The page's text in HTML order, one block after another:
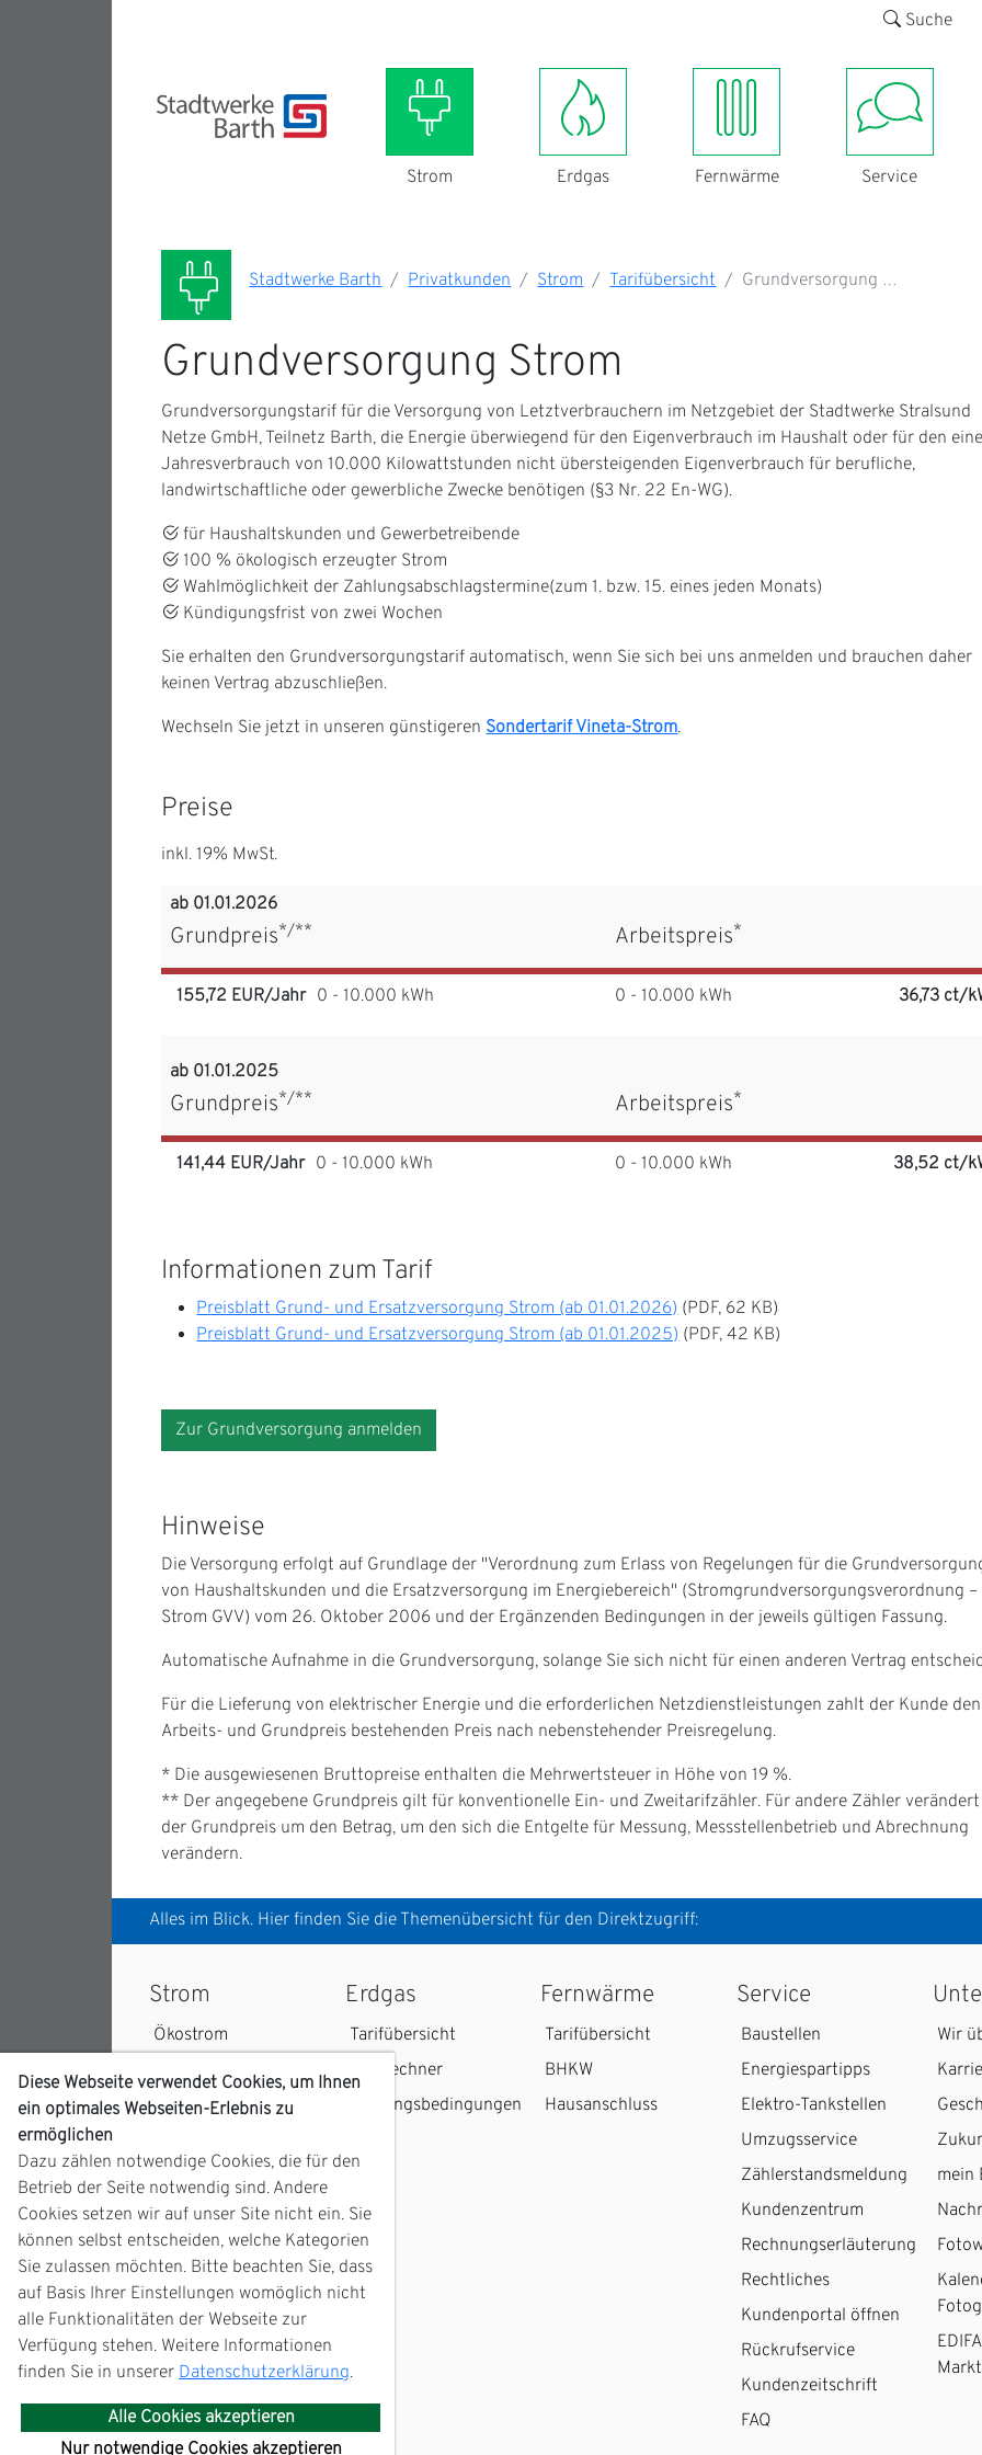
Suche
Strom Erdgas Fernwärme Service
Stadtwerke Barth Privatkunden Strom Tarifübersicht Grundversorgung …
Grundversorgung Strom
Grundversorgungstarif für die Versorgung von Letztverbrauchern im Netzgebiet der Stadtwerke Stralsund
Netze GmbH, Teilnetz Barth, die Energie überwiegend für den Eigenverbrauch im Haushalt oder für den
Jahresverbrauch von 10.000 Kilowattstunden nicht übersteigenden Eigenverbrauch für berufliche,
landwirtschaftliche oder gewerbliche Zwecke benötigen (§3 Nr. 22 En-WG).
für Haushaltskunden und Gewerbetreibende
100 % ökologisch erzeugter Strom
Wahlmöglichkeit der Zahlungsabschlagstermine(zum 1. bzw. 15. eines jeden Monats)
Kündigungsfrist von zwei Wochen
Sie erhalten den Grundversorgungstarif automatisch, wenn Sie sich bei uns anmelden und brauchen daher
keinen Vertrag abzuschließen.
Wechseln Sie jetzt in unseren günstigerenSondertarif Vineta-Strom.
Preise
inkl. 19% MwSt.
ab 01.01.2026
Grundpreis*/** Arbeitspreis*
155,72 EUR/Jahr 0 - 10.000 kWh 36,73 ct/
0 - 10.000 kWh
ab 01.01.2025
Grundpreis*/** Arbeitspreis*
141,44 EUR/Jahr 0 - 10.000 kWh 38,52 ct/
0 - 10.000 kWh
Informationen zum Tarif
Preisblatt Grund- und Ersatzversorgung Strom (ab 01.01.2026)(PDF, 62 KB)
Preisblatt Grund- und Ersatzversorgung Strom (ab 01.01.2025)(PDF, 42 KB)
Zur Grundversorgung anmelden
Hinweise
Die Versorgung erfolgt auf Grundlage der "Verordnung zum Erlass von Regelungen für die
von Haushaltskunden und die Ersatzversorgung im Energiebereich" (Stromgrundversorgungsverordnung –
Strom GVV) vom 26. Oktober 2006 und der Ergänzenden Bedingungen in der jeweils gültigen Fassung.
Automatische Aufnahme in die Grundversorgung, solange Sie sich nicht für einen anderen Vertrag
Für die Lieferung von elektrischer Energie und die erforderlichen Netzdienstleistungen zahlt der Kunde
Arbeits- und Grundpreis bestehenden Preis nach nebenstehender Preisregelung.
* Die ausgewiesenen Bruttopreise enthalten die Mehrwertsteuer in Höhe von 19 %.
** Der angegebene Grundpreis gilt für konventionelle Ein- und Zweitarifzähler. Für andere Zähler
der Grundpreis um den Betrag, um den sich die Entgelte für Messung, Messstellenbetrieb und Abrechnung
verändern.
Alles im Blick. Hier finden Sie die Themenübersicht für den Direktzugriff:
Strom
Ökostrom
Tarifübersicht
Tarifrechner
Zahlungsbedingungen
Erdgas
Tarifübersicht
Tarifrechner
Zahlungsbedingungen
Fernwärme
Tarifübersicht
BHKW
Hausanschluss
Service
Baustellen
Energiespartipps
Elektro-Tankstellen
Umzugsservice
Zählerstandsmeldung
Kundenzentrum
Rechnungserläuterung
Rechtliches
Kundenportal öffnen
Rückrufservice
Kundenzeitschrift
FAQ
Wir
mein
Diese Webseite verwendet Cookies, um Ihnen
ein optimales Webseiten-Erlebnis zu
ermöglichen
Dazu zählen notwendige Cookies, die für den
Betrieb der Seite notwendig sind. Andere
Cookies setzen wir auf unser Site nicht ein. Sie
können selbst entscheiden, welche Kategorien
Sie zulassen möchten. Bitte beachten Sie, dass
auf Basis Ihrer Einstellungen womöglich nicht
alle Funktionalitäten der Webseite zur
Verfügung stehen. Weitere Informationen
finden Sie in unserer Datenschutzerklärung.
Alle Cookies akzeptieren
Nur notwendige Cookies akzeptieren